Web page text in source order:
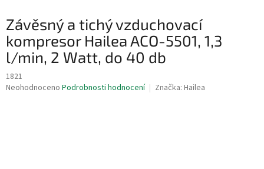
Závěsný a tichý vzduchovací
kompresor Hailea ACO-5501, 1,3
l/min, 2 Watt, do 40 db
1821
Průměrné
Neohodnoceno Podrobnosti hodnocení Značka: Hailea